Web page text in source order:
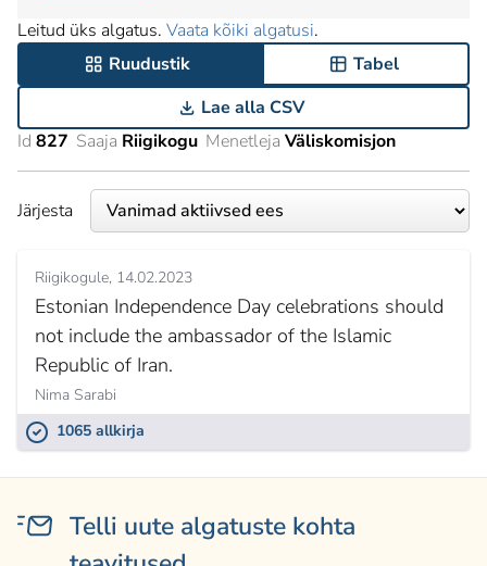
Leitud üks algatus. Vaata kõiki algatusi.
Ruudustik
Tabel
Lae alla CSV
Id 827 Saaja Riigikogu Menetleja Väliskomisjon
Järjesta
Riigikogule 14.02.2023
Estonian Independence Day celebrations should
not include the ambassador of the Islamic
Republic of Iran.
Nima Sarabi
1065 allkirja
Telli uute algatuste kohta